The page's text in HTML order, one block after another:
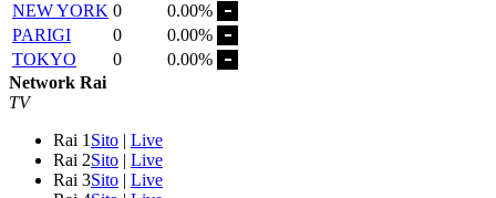
NEW YORK 0
0.00%
PARIGI
0
0.00%
TOKYO
0
0.00%
Network Rai
TV
Rai 1 Sito | Live
Rai 2Sito | Live
Rai 3Sito | Live